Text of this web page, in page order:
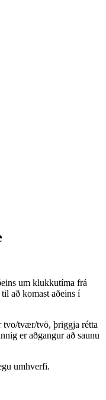
um klukkutíma frá
að komast aðeins í
tvær/tvö, þriggja rétta
er aðgangur að saunu
umhverfi.